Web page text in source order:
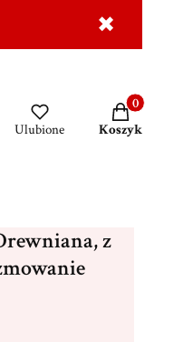
✖
prezent Wasze
Ulubione
Produkty w
Koszyk
z